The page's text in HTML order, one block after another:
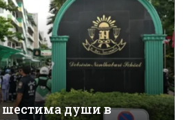
шестима души в